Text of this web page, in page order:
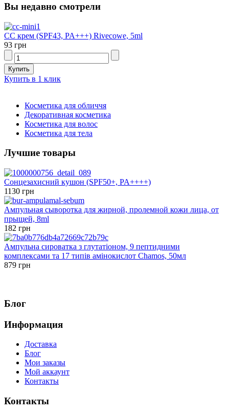
Вы недавно смотрели
СС крем (SPF43, PA+++) Rivecowe, 5ml
93 грн
Купить в 1 клик
Косметика для обличчя
Декоративная косметика
Косметика для волос
Косметика для тела
Лучшие товары
Сонцезахисний кушон (SPF50+, PA++++)
1130 грн
Ампульная сыворотка для жирной, пролемной кожи лица, от
прыщей, 8ml
182 грн
Ампульна сироватка з глутатіоном, 9 пептидними
комплексами та 17 типів амінокислот Chamos, 50мл
879 грн
Блог
Информация
Доставка
Блог
Мои заказы
Мой аккаунт
Контакты
Контакты